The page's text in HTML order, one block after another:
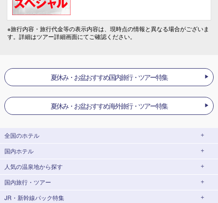
※旅行内容・旅行代金等の表示内容は、現時点の情報と異なる場合がございま
す。詳細はツアー詳細画面にてご確認ください。
夏休み・お盆おすすめ国内旅行・ツアー特集
夏休み・お盆おすすめ海外旅行・ツアー特集
全国のホテル
北海道
東北
青森県
宮城県
国内ホテル
北海道ホテル・旅館
人気の温泉地から探す
北海道
湯の川温泉(北海道)
国内旅行・ツアー
北海道旅行・ツアー
JR・新幹線パック特集